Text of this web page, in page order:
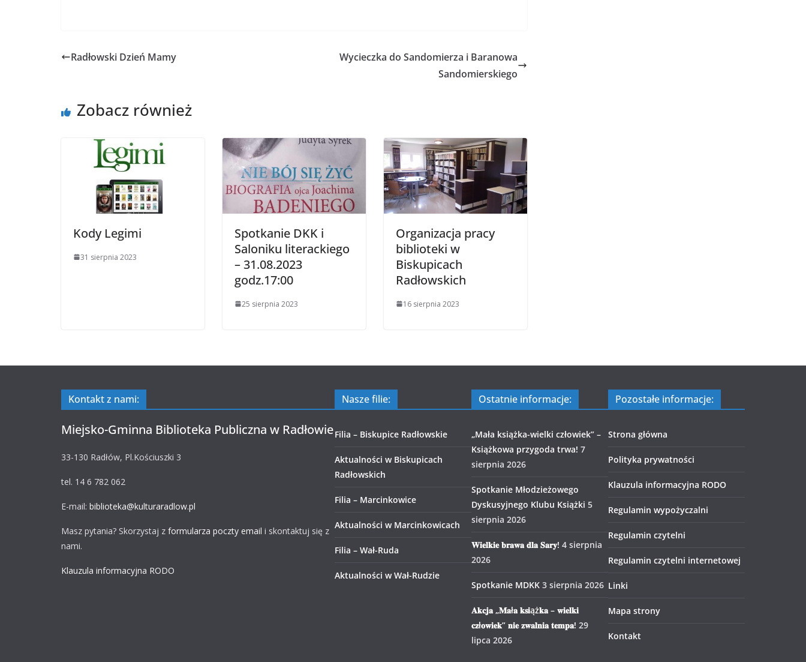
Radłowski Dzień Mamy
Wycieczka do Sandomierza i Baranowa
Sandomierskiego
Zobacz również
Kody Legimi
31 sierpnia 2023
Spotkanie DKK i
Saloniku literackiego
– 31.08.2023
godz.17:00
25 sierpnia 2023
Organizacja pracy
biblioteki w
Biskupicach
Radłowskich
16 sierpnia 2023
Kontakt z nami:
Miejsko-Gminna Biblioteka Publiczna w Radłowie
33-130 Radłów, Pl.Kościuszki 3
tel. 14 6 782 062
E-mail: biblioteka@kulturaradlow.pl
Masz pytania? Skorzystaj z formularza poczty email i skontaktuj się z
nami.
Klauzula informacyjna RODO
Nasze filie:
Filia – Biskupice Radłowskie
Aktualności w Biskupicach
Radłowskich
Filia – Marcinkowice
Aktualności w Marcinkowicach
Filia – Wał-Ruda
Aktualności w Wał-Rudzie
Ostatnie informacje:
„Mała książka-wielki człowiek” –
Książkowa przygoda trwa! 7
sierpnia 2026
Spotkanie Młodzieżowego
Dyskusyjnego Klubu Książki 5
sierpnia 2026
𝐖𝐢𝐞𝐥𝐤𝐢𝐞 𝐛𝐫𝐚𝐰𝐚 𝐝𝐥𝐚 𝐒𝐚𝐫𝐲! 4 sierpnia
2026
Spotkanie MDKK 3 sierpnia 2026
𝐀𝐤𝐜𝐣𝐚 „𝐌𝐚ł𝐚 𝐤𝐬𝐢ąż𝐤𝐚 – 𝐰𝐢𝐞𝐥𝐤𝐢
𝐜𝐳ł𝐨𝐰𝐢𝐞𝐤” 𝐧𝐢𝐞 𝐳𝐰𝐚𝐥𝐧𝐢𝐚 𝐭𝐞𝐦𝐩𝐚! 29
lipca 2026
Pozostałe informacje:
Strona główna
Polityka prywatności
Klauzula informacyjna RODO
Regulamin wypożyczalni
Regulamin czytelni
Regulamin czytelni internetowej
Linki
Mapa strony
Kontakt